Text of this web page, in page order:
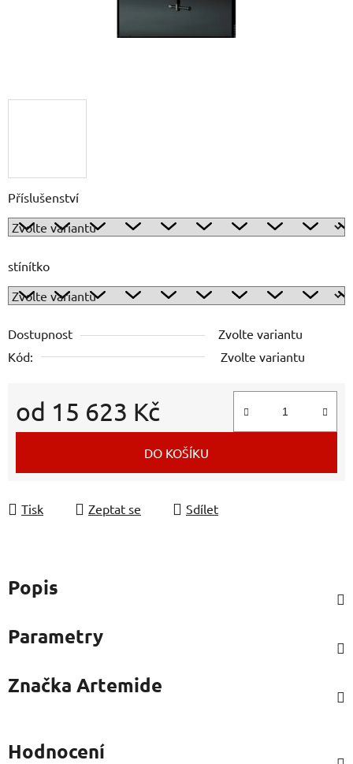
Příslušenství
stínítko
Dostupnost
Zvolte variantu
Kód:
Zvolte variantu
od 15 623 Kč
Měrná cena:
DO KOŠÍKU
Tisk Zeptat se Sdílet
Popis
Parametry
Značka Artemide
Hodnocení